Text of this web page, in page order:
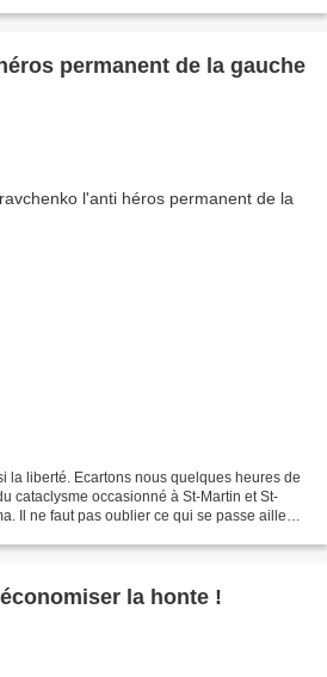
permanent de la gauche
heures de
cataclysme occasionné à St-Martin et St-
Il ne faut pas oublier ce qui se passe ailleurs
la honte !